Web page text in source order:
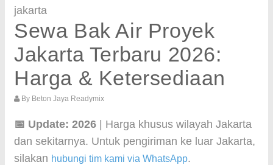
jakarta
Sewa Bak Air Proyek
Jakarta Terbaru 2026:
Harga & Ketersediaan
By Beton Jaya Readymix
📅 Update: 2026 | Harga khusus wilayah Jakarta
dan sekitarnya. Untuk pengiriman ke luar Jakarta,
silakan hubungi tim kami via WhatsApp.